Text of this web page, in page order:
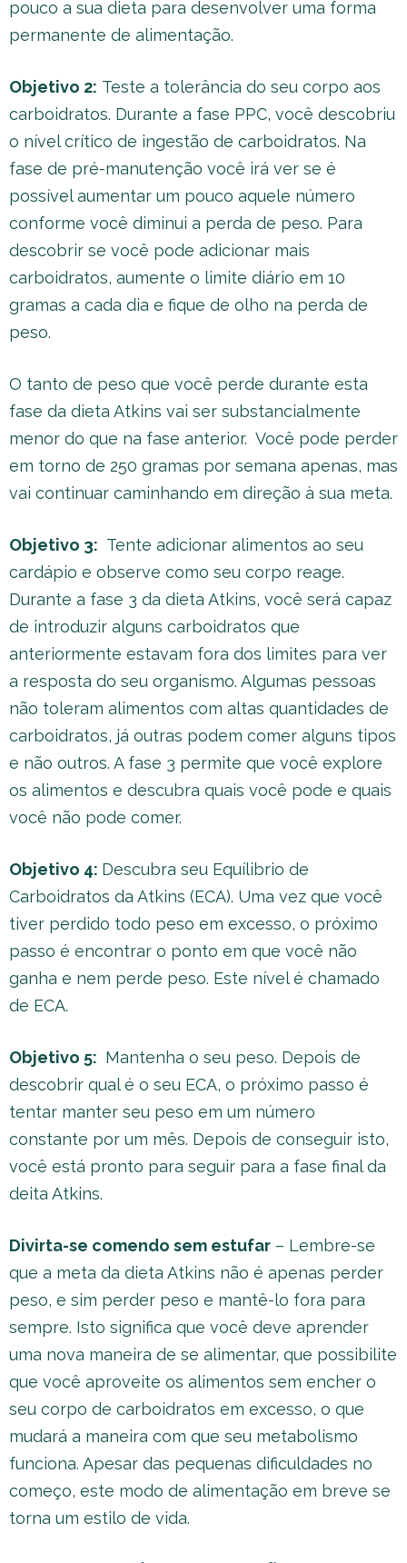
pouco a sua dieta para desenvolver uma forma
permanente de alimentação.
Objetivo 2: Teste a tolerância do seu corpo aos
carboidratos. Durante a fase PPC, você descobriu
o nível crítico de ingestão de carboidratos. Na
fase de pré-manutenção você irá ver se é
possível aumentar um pouco aquele número
conforme você diminui a perda de peso. Para
descobrir se você pode adicionar mais
carboidratos, aumente o limite diário em 10
gramas a cada dia e fique de olho na perda de
peso.
O tanto de peso que você perde durante esta
fase da dieta Atkins vai ser substancialmente
menor do que na fase anterior. Você pode perder
em torno de 250 gramas por semana apenas, mas
vai continuar caminhando em direção à sua meta.
Objetivo 3: Tente adicionar alimentos ao seu
cardápio e observe como seu corpo reage.
Durante a fase 3 da dieta Atkins, você será capaz
de introduzir alguns carboidratos que
anteriormente estavam fora dos limites para ver
a resposta do seu organismo. Algumas pessoas
não toleram alimentos com altas quantidades de
carboidratos, já outras podem comer alguns tipos
e não outros. A fase 3 permite que você explore
os alimentos e descubra quais você pode e quais
você não pode comer.
Objetivo 4: Descubra seu Equílibrio de
Carboidratos da Atkins (ECA). Uma vez que você
tiver perdido todo peso em excesso, o próximo
passo é encontrar o ponto em que você não
ganha e nem perde peso. Este nível é chamado
de ECA.
Objetivo 5: Mantenha o seu peso. Depois de
descobrir qual é o seu ECA, o próximo passo é
tentar manter seu peso em um número
constante por um mês. Depois de conseguir isto,
você está pronto para seguir para a fase final da
deita Atkins.
Divirta-se comendo sem estufar – Lembre-se
que a meta da dieta Atkins não é apenas perder
peso, e sim perder peso e mantê-lo fora para
sempre. Isto significa que você deve aprender
uma nova maneira de se alimentar, que possibilite
que você aproveite os alimentos sem encher o
seu corpo de carboidratos em excesso, o que
mudará a maneira com que seu metabolismo
funciona. Apesar das pequenas dificuldades no
começo, este modo de alimentação em breve se
torna um estilo de vida.